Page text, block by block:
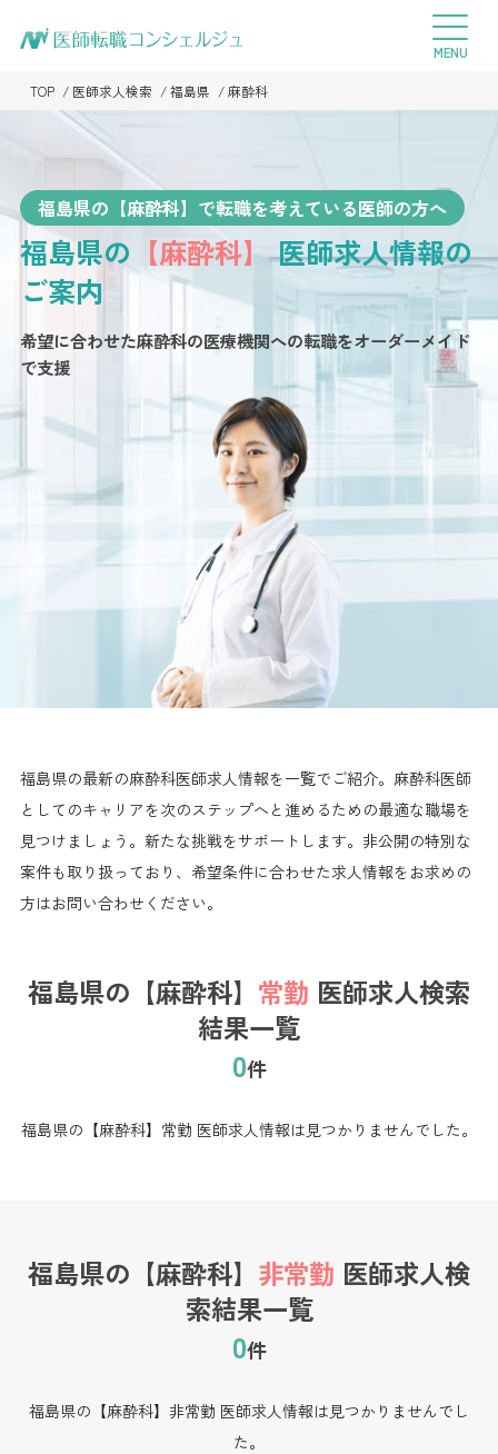
TOP 医師求人検索 福島県 麻酔科
福島県の【麻酔科】で転職を考えている医師の方へ
福島県の 【麻酔科】医師求人情報の
ご案内
希望に合わせた麻酔科の医療機関への転職をオーダーメイド
で支援
福島県の最新の麻酔科医師求人情報を一覧でご紹介。麻酔科医師
としてのキャリアを次のステップへと進めるための最適な職場を
見つけましょう。新たな挑戦をサポートします。非公開の特別な
案件も取り扱っており、希望条件に合わせた求人情報をお求めの
方はお問い合わせください。
福島県の【麻酔科】 常勤 医師求人検索
結果一覧
0件
福島県の【麻酔科】常勤 医師求人情報は見つかりませんでした。
福島県の【麻酔科】 非常勤 医師求人検
索結果一覧
0件
福島県の【麻酔科】非常勤 医師求人情報は見つかりませんでし
た。